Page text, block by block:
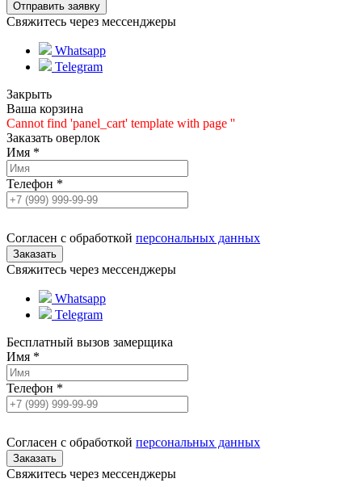
Свяжитесь через мессенджеры
Whatsapp
Telegram
Закрыть
Ваша корзина
Cannot find 'panel_cart' template with page ''
Заказать оверлок
Имя *
Телефон *
Согласен с обработкой персональных данных
Свяжитесь через мессенджеры
Whatsapp
Telegram
Бесплатный вызов замерщика
Имя *
Телефон *
Согласен с обработкой персональных данных
Свяжитесь через мессенджеры